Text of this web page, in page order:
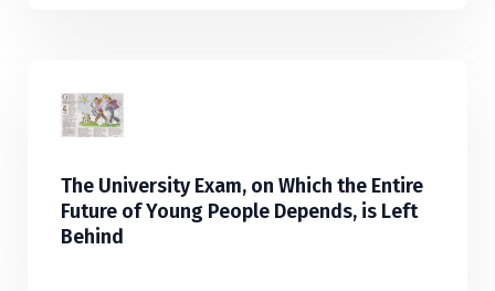
The University Exam, on Which the Entire
Future of Young People Depends, is Left
Behind